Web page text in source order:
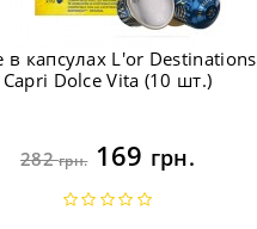
в капсулах L'or Destinations
Capri Dolce Vita (10 шт.)
282грн.169 грн.